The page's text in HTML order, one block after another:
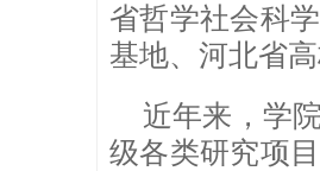
省哲学社会科
基地、河北省
近年来，学
级各类研究项